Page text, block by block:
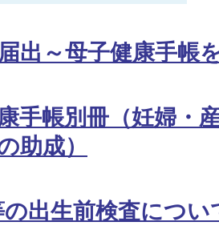
出～母子健康手帳
手帳別冊（妊婦・
助成）
出生前検査につ